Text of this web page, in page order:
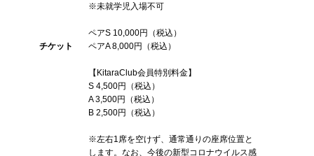
チケット
※未就学児入場不可
ペアS 10,000円（税込）
ペアA 8,000円（税込）
【KitaraClub会員特別料金】
S 4,500円（税込）
A 3,500円（税込）
B 2,500円（税込）
※左右1席を空けず、通常通りの座席位置と
します。なお、今後の新型コロナウイルス感